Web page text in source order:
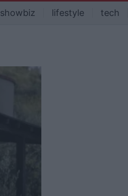
showbiz lifestyle tech